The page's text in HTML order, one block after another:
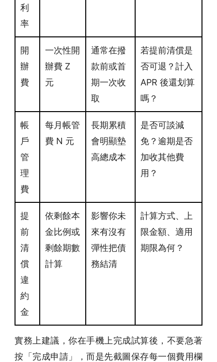
利
率
開
辦
費
一次性開
辦費 Z
元
通常在撥
款前或首
期一次收
取
若提前清償是
否可退？計入
APR 後還划算
嗎？
帳
戶
管
理
費
每月帳管
費 N 元
長期累積
會明顯墊
高總成本
是否可談減
免？逾期是否
加收其他費
用？
提
前
清
償
違
約
金
依剩餘本
金比例或
剩餘期數
計算
影響你未
來有沒有
彈性把債
務結清
計算方式、上
限金額、適用
期限為何？
實務上建議，你在手機上完成試算後，不要急著
按「完成申請」，而是先截圖保存每一個費用欄